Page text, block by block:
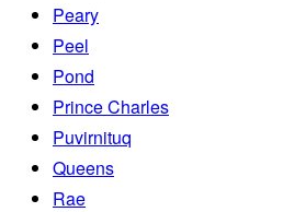
Peary
Peel
Pond
Prince Charles
Puvirnituq
Queens
Rae